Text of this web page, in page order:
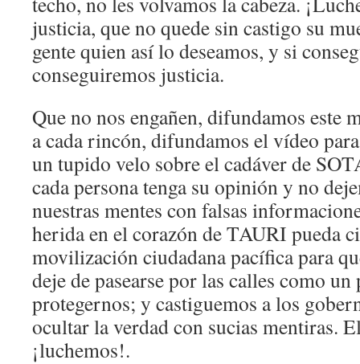
justicia, que no quede sin castigo su
gente quien así lo deseamos, y si
conseguiremos justicia.
Que no nos engañen, difundamos este
a cada rincón, difundamos el vídeo
un tupido velo sobre el cadáver de
cada persona tenga su opinión y no
nuestras mentes con falsas
herida en el corazón de TAURI pueda
movilización ciudadana pacífica para
deje de pasearse por las calles como
protegernos; y castiguemos a los
ocultar la verdad con sucias mentiras.
¡luchemos!.